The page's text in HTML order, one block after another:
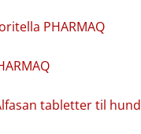
PHARMAQ
tabletter til hund